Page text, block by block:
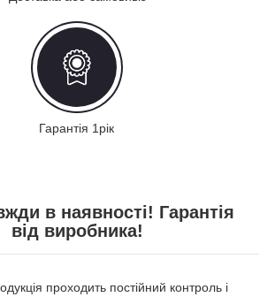
Гарантія 1рік
в наявності! Гарантія
від виробника!
проходить постійний контроль і